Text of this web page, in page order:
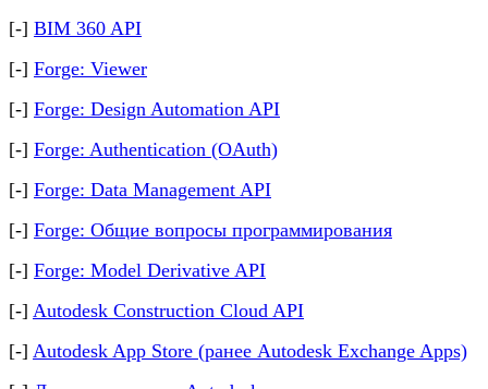
[-] BIM 360 API
[-] Forge: Viewer
[-] Forge: Design Automation API
[-] Forge: Authentication (OAuth)
[-] Forge: Data Management API
[-] Forge: Общие вопросы программирования
[-] Forge: Model Derivative API
[-] Autodesk Construction Cloud API
[-] Autodesk App Store (ранее Autodesk Exchange Apps)